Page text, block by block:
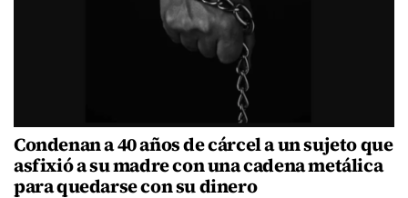
Condenan a 40 años de cárcel a un sujeto que
asfixió a su madre con una cadena metálica
para quedarse con su dinero